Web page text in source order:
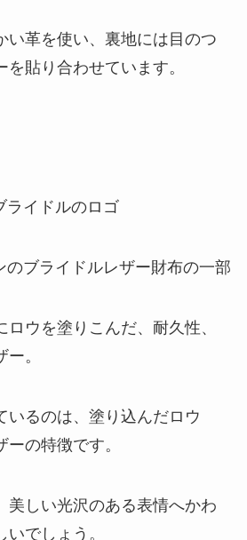
い革を使い、裏地には目のつ
を貼り合わせています。
ウを塗りこんだ、耐久性、
。
いるのは、塗り込んだロウ
の特徴です。
美しい光沢のある表情へかわ
でしょう。